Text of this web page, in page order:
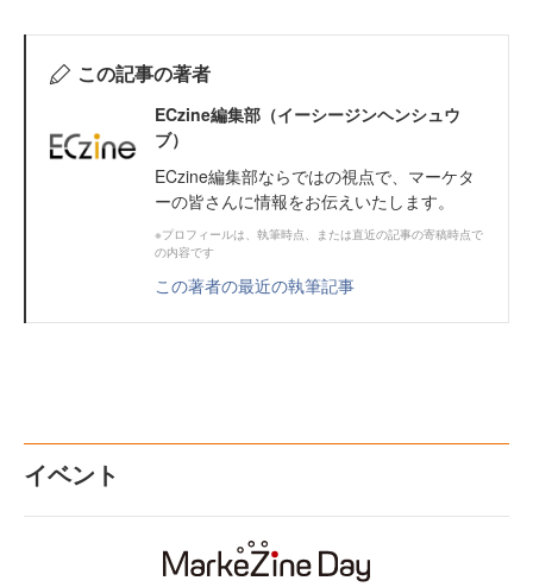
この記事の著者
ECzine編集部（イーシージンヘンシュウ
ブ）
ECzine編集部ならではの視点で、マーケタ
ーの皆さんに情報をお伝えいたします。
※プロフィールは、執筆時点、または直近の記事の寄稿時点で
の内容です
この著者の最近の執筆記事
イベント